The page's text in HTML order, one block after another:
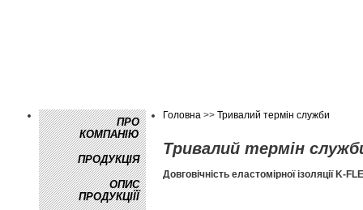
ПРО
КОМПАНІЮ
ПРОДУКЦІЯ
ОПИС
ПРОДУКЦІЇЇ
Головна >>Тривалий термін служби
Тривалий термін
Довговічність еластомірної ізоляції K-